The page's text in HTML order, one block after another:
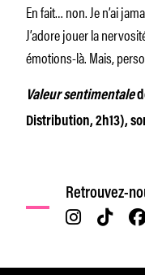
En fait… non. Je n’ai
J’adore jouer la
émotions-là. Mais,
Valeur sentimentale
Distribution, 2h13),
Retrouvez-